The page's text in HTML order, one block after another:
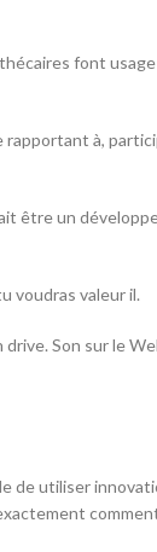
font
à,
être un
voudras valeur il.
Son sur le
utiliser